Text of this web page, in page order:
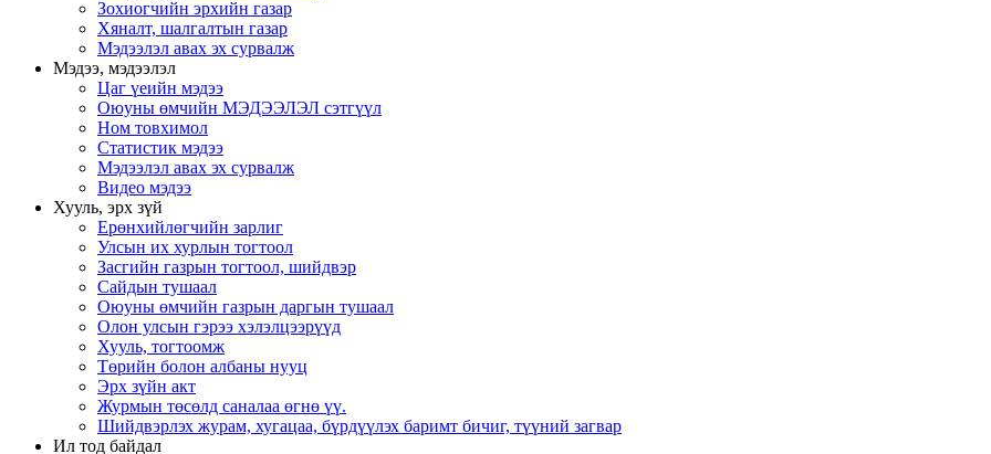
Зохиогчийн эрхийн газар
Хяналт, шалгалтын газар
Мэдээлэл авах эх сурвалж
Мэдээ, мэдээлэл
Цаг үеийн мэдээ
Оюуны өмчийн МЭДЭЭЛЭЛ сэтгүүл
Ном товхимол
Статистик мэдээ
Мэдээлэл авах эх сурвалж
Видео мэдээ
Хууль, эрх зүй
Ерөнхийлөгчийн зарлиг
Улсын их хурлын тогтоол
Засгийн газрын тогтоол, шийдвэр
Сайдын тушаал
Оюуны өмчийн газрын даргын тушаал
Олон улсын гэрээ хэлэлцээрүүд
Хууль, тогтоомж
Төрийн болон албаны нууц
Эрх зүйн акт
Журмын төсөлд саналаа өгнө үү.
Шийдвэрлэх журам, хугацаа, бүрдүүлэх баримт бичиг, түүний загвар
Ил тод байдал